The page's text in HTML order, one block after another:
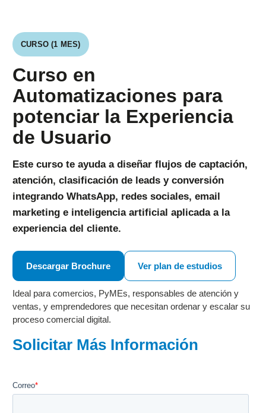
CURSO (1 MES)
Curso en
Automatizaciones para
potenciar la Experiencia
de Usuario
Este curso te ayuda a diseñar flujos de captación,
atención, clasificación de leads y conversión
integrando WhatsApp, redes sociales, email
marketing e inteligencia artificial aplicada a la
experiencia del cliente.
Descargar Brochure Ver plan de estudios
Ideal para comercios, PyMEs, responsables de atención y
ventas, y emprendedores que necesitan ordenar y escalar su
proceso comercial digital.
Solicitar Más Información